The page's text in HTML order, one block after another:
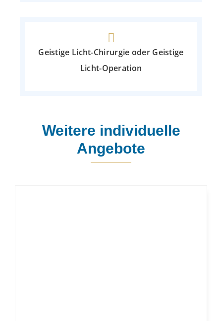
Geistige Licht-Chirurgie oder Geistige
Licht-Operation
Weitere individuelle
Angebote